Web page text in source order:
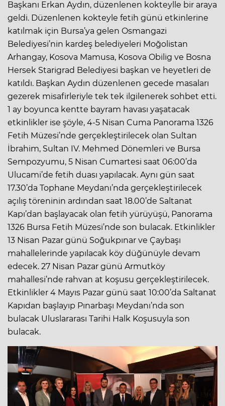
Başkanı Erkan Aydın, düzenlenen kokteylle bir araya
geldi. Düzenlenen kokteyle fetih günü etkinlerine
katılmak için Bursa’ya gelen Osmangazi
Belediyesi’nin kardeş belediyeleri Moğolistan
Arhangay, Kosova Mamusa, Kosova Obilig ve Bosna
Hersek Starigrad Belediyesi başkan ve heyetleri de
katıldı. Başkan Aydın düzenlenen gecede masaları
gezerek misafirleriyle tek tek ilgilenerek sohbet etti.
1 ay boyunca kentte bayram havası yaşatacak
etkinlikler ise şöyle, 4-5 Nisan Cuma Panorama 1326
Fetih Müzesi’nde gerçekleştirilecek olan Sultan
İbrahim, Sultan IV. Mehmed Dönemleri ve Bursa
Sempozyumu, 5 Nisan Cumartesi saat 06:00’da
Ulucami’de fetih duası yapılacak. Aynı gün saat
17.30’da Tophane Meydanı’nda gerçekleştirilecek
açılış töreninin ardından saat 18.00’de Saltanat
Kapı’dan başlayacak olan fetih yürüyüşü, Panorama
1326 Bursa Fetih Müzesi’nde son bulacak. Etkinlikler
13 Nisan Pazar günü Soğukpınar ve Çaybaşı
mahallelerinde yapılacak köy düğünüyle devam
edecek. 27 Nisan Pazar günü Armutköy
mahallesi’nde rahvan at koşusu gerçekleştirilecek.
Etkinlikler 4 Mayıs Pazar günü saat 10:00’da Saltanat
Kapıdan başlayıp Pınarbaşı Meydanı’nda son
bulacak Uluslararası Tarihi Halk Koşusuyla son
bulacak.